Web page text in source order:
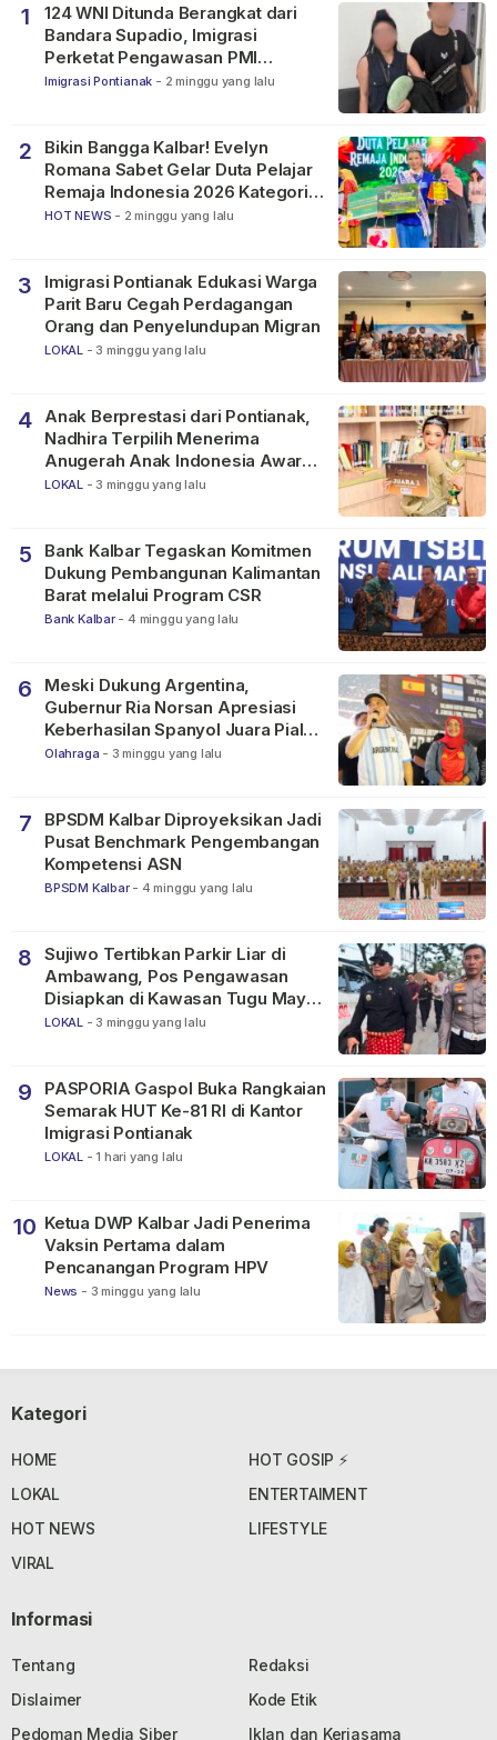
1
124 WNI Ditunda Berangkat dari
Bandara Supadio, Imigrasi
Perketat Pengawasan PMI
Nonprosedural
Imigrasi Pontianak - 2 minggu yang lalu
2
Bikin Bangga Kalbar! Evelyn
Romana Sabet Gelar Duta Pelajar
Remaja Indonesia 2026 Kategori
SMP
HOT NEWS - 2 minggu yang lalu
3
Imigrasi Pontianak Edukasi Warga
Parit Baru Cegah Perdagangan
Orang dan Penyelundupan Migran
LOKAL - 3 minggu yang lalu
4
Anak Berprestasi dari Pontianak,
Nadhira Terpilih Menerima
Anugerah Anak Indonesia Awards
2026
LOKAL - 3 minggu yang lalu
5
Bank Kalbar Tegaskan Komitmen
Dukung Pembangunan Kalimantan
Barat melalui Program CSR
Bank Kalbar - 4 minggu yang lalu
6
Meski Dukung Argentina,
Gubernur Ria Norsan Apresiasi
Keberhasilan Spanyol Juara Piala
Dunia FIFA 2026
Olahraga - 3 minggu yang lalu
7
BPSDM Kalbar Diproyeksikan Jadi
Pusat Benchmark Pengembangan
Kompetensi ASN
BPSDM Kalbar - 4 minggu yang lalu
8
Sujiwo Tertibkan Parkir Liar di
Ambawang, Pos Pengawasan
Disiapkan di Kawasan Tugu Mayor
Alianyang
LOKAL - 3 minggu yang lalu
9
PASPORIA Gaspol Buka Rangkaian
Semarak HUT Ke-81 RI di Kantor
Imigrasi Pontianak
LOKAL - 1 hari yang lalu
10 Ketua DWP Kalbar Jadi Penerima
Vaksin Pertama dalam
Pencanangan Program HPV
News - 3 minggu yang lalu
Kategori
HOME
HOT GOSIP ⚡
LOKAL
ENTERTAIMENT
HOT NEWS
LIFESTYLE
VIRAL
Informasi
Tentang
Redaksi
Dislaimer
Kode Etik
Pedoman Media Siber
Iklan dan Kerjasama